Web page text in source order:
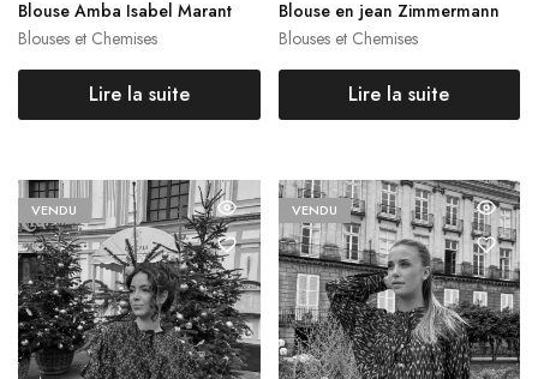
Blouses et Chemises
Blouse Amba Isabel Marant
Lire la suite
Blouses et Chemises
Blouse en jean Zimmermann
Lire la suite
VENDU VENDU